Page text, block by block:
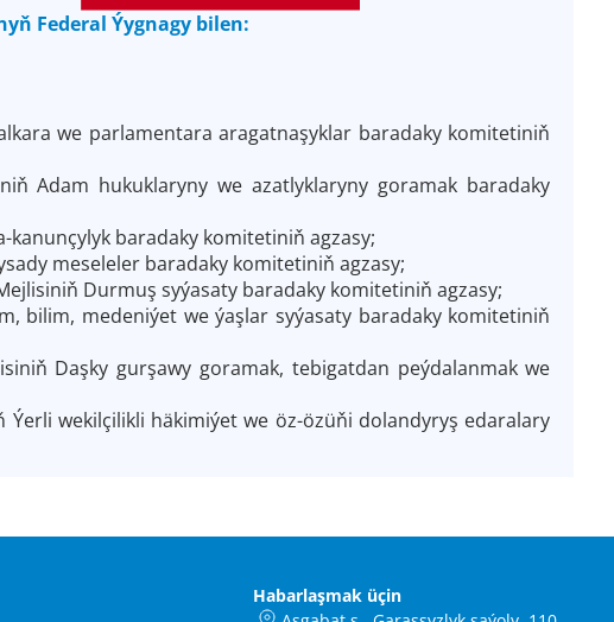
Federal Ýygnagy bilen:
we parlamentara aragatnaşyklar baradaky komitetiniň
Adam hukuklaryny we azatlyklaryny goramak baradaky
kanunçylyk baradaky komitetiniň agzasy;
meseleler baradaky komitetiniň agzasy;
Durmuş syýasaty baradaky komitetiniň agzasy;
bilim, medeniýet we ýaşlar syýasaty baradaky komitetiniň
Daşky gurşawy goramak, tebigatdan peýdalanmak we
wekilçilikli häkimiýet we öz-özüňi dolandyryş edaralary
Habarlaşmak üçin